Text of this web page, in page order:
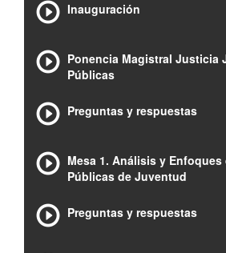
Inauguración
Ponencia Magistral Justicia
Públicas
Preguntas y respuestas
Mesa 1. Análisis y
Públicas de Juventud
Preguntas y respuestas